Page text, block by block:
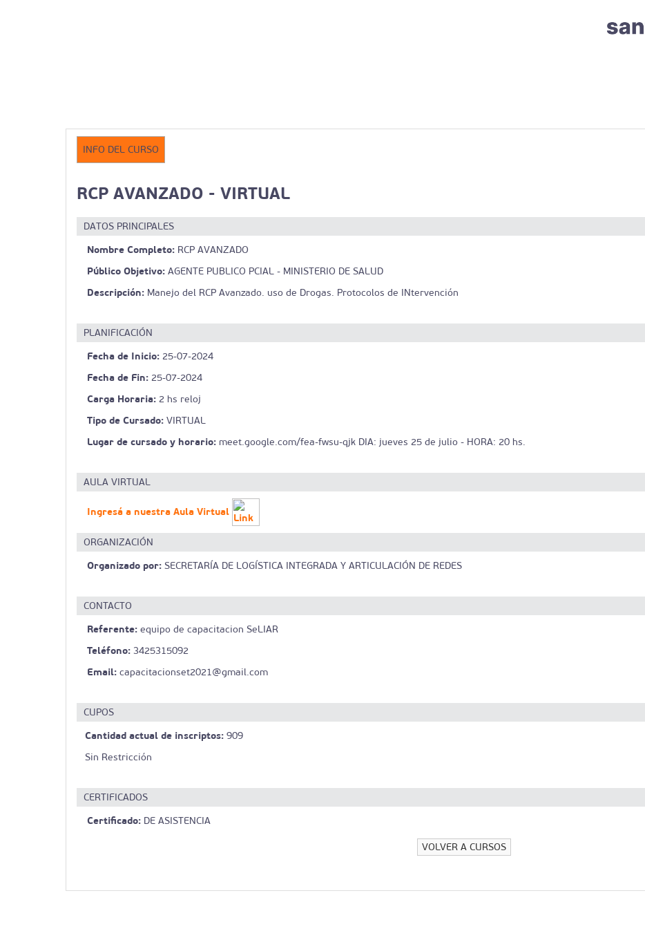
INFO DEL CURSO
RCP AVANZADO - VIRTUAL
DATOS PRINCIPALES
Nombre Completo:RCP AVANZADO
Público Objetivo:AGENTE PUBLICO PCIAL - MINISTERIO DE SALUD
Descripción:Manejo del RCP Avanzado. uso de Drogas. Protocolos de INtervención
PLANIFICACIÓN
Fecha de Inicio:25-07-2024
Fecha de Fin:25-07-2024
Carga Horaria:2 hs reloj
Tipo de Cursado:VIRTUAL
Lugar de cursado y horario:meet.google.com/fea-fwsu-qjk DIA: jueves 25 de julio - HORA: 20 hs.
AULA VIRTUAL
Ingresá a nuestra Aula Virtual
ORGANIZACIÓN
Organizado por:SECRETARÍA DE LOGÍSTICA INTEGRADA Y ARTICULACIÓN DE REDES
CONTACTO
Referente:equipo de capacitacion SeLIAR
Teléfono:3425315092
Email:capacitacionset2021@gmail.com
CUPOS
Cantidad actual de inscriptos: 909
Sin Restricción
CERTIFICADOS
Certificado:DE ASISTENCIA
VOLVER A CURSOS